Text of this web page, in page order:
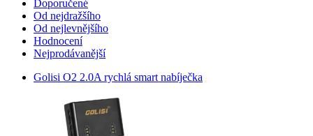
Doporučené
Od nejdražšího
Od nejlevnějšího
Hodnocení
Nejprodávanější
Golisi O2 2.0A rychlá smart nabíječka